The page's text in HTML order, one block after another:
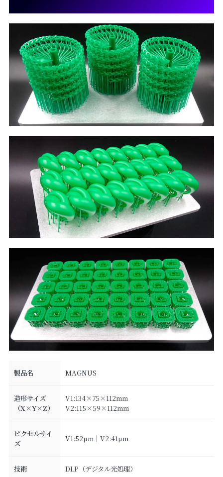
製品名 MAGNUS
造形サイズ
（X×Y×Z）
V1:134×75×112mm
V2:115×59×112mm
ピクセルサイ
ズ
V1:52µm｜V2:41µm
技術 DLP（デジタル光処理）